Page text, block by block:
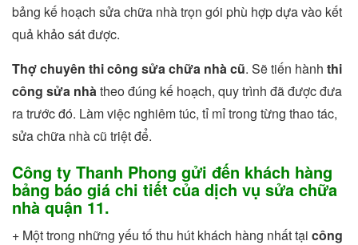
bảng kế hoạch sửa chữa nhà trọn gói phù hợp dựa vào kết
quả khảo sát được.
Thợ chuyên thi công sửa chữa nhà cũ. Sẽ tiến hành thi
công sửa nhàtheo đúng kế hoạch, quy trình đã được đưa
ra trước đó. Làm việc nghiêm túc, tỉ mỉ trong từng thao tác,
sửa chữa nhà cũ triệt để.
Công ty Thanh Phong gửi đến khách hàng
bảng báo giá chi tiết của dịch vụ sửa chữa
nhà quận 11.
+ Một trong những yếu tố thu hút khách hàng nhất tại công